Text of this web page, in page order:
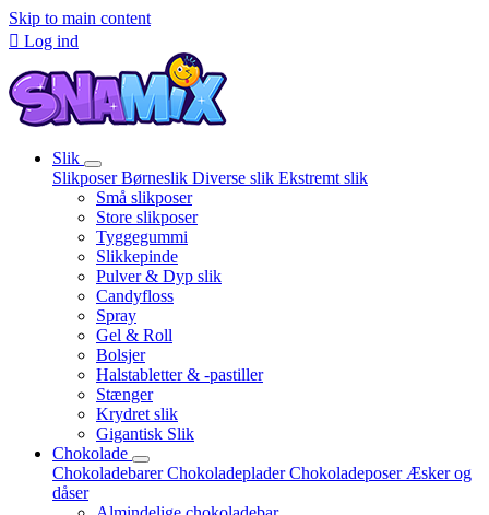
Skip to main content
 Log ind
Slik
SlikposerBørneslik Diverse slik Ekstremt slik
Små slikposer
Store slikposer
Tyggegummi
Slikkepinde
Pulver & Dyp slik
Candyfloss
Spray
Gel & Roll
Bolsjer
Halstabletter & -pastiller
Stænger
Krydret slik
Gigantisk Slik
Chokolade
ChokoladebarerChokoladepladerChokoladeposer Æsker og
dåser